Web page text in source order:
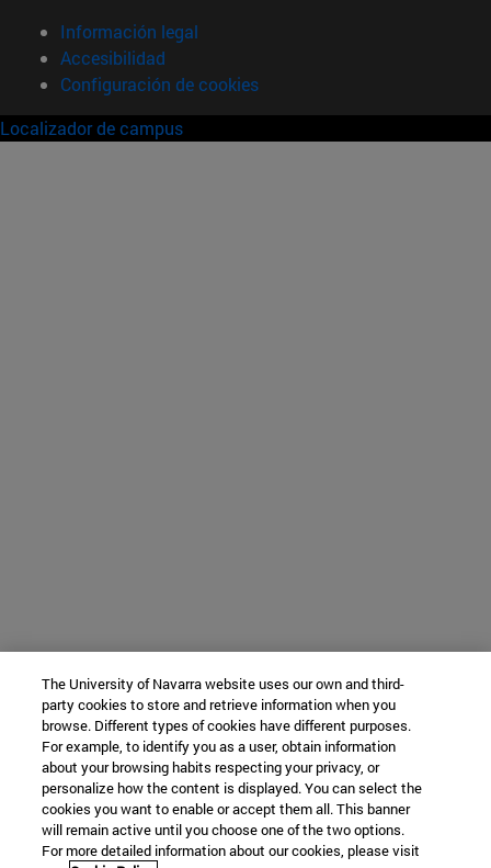
Información legal
Accesibilidad
Configuración de cookies
Localizador de campus
The University of Navarra website uses our own and third-
party cookies to store and retrieve information when you
browse. Different types of cookies have different purposes.
For example, to identify you as a user, obtain information
about your browsing habits respecting your privacy, or
personalize how the content is displayed. You can select the
cookies you want to enable or accept them all. This banner
will remain active until you choose one of the two options.
For more detailed information about our cookies, please visit